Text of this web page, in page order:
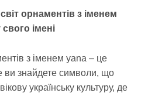
орнаментів з іменем
імені
з іменем yana – це
ви знайдете символи, що
українську культуру, де